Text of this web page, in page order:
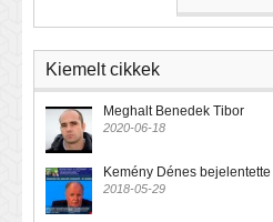
Kiemelt cikkek
Meghalt Benedek Tibor
2020-06-18
Kemény Dénes
2018-05-29